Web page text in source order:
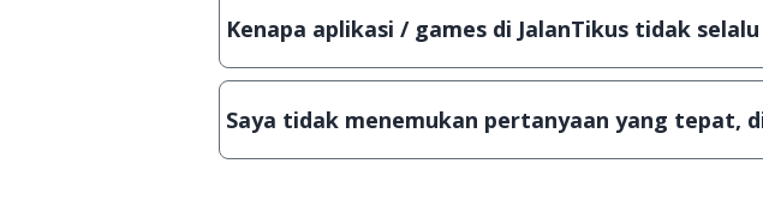
Kenapa aplikasi / games di JalanTikus tidak
Demi menjaga kualitas aplikasi dan games yang ada di
Saya tidak menemukan pertanyaan yang tepat,
Kami dengan senang hati menjawab setiap pertanyaan